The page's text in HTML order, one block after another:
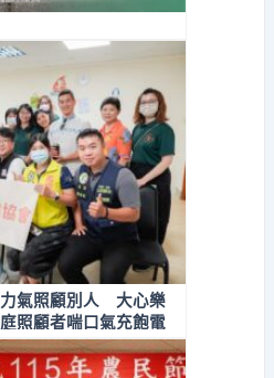
氣照顧別人 大心樂
照顧者喘口氣充飽電